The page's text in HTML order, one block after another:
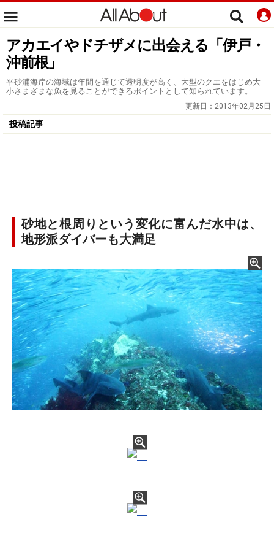
アカエイやドチザメに出会える「伊戸・
沖前根」
平砂浦海岸の海域は年間を通じて透明度が高く、大型のクエをはじめ大
小さまざまな魚を見ることができるポイントとして知られています。
更新日： 2013年02月25日
投稿記事
砂地と根周りという変化に富んだ水中は、
地形派ダイバーも大満足